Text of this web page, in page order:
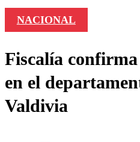
NACIONAL
Fiscalía
en el
Valdivia